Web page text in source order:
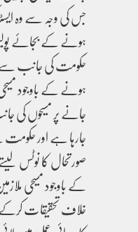
جس کی وجہ سے وہ
ہونے کے بجائے
حکومت کی جانب سے
ہونے کے باوجود
جانے پر مسیحوں کی
جارہا ہے اور حکومت
صورتحال کا نوٹس
کے باوجود مسیحی
خلاف تحقیقات